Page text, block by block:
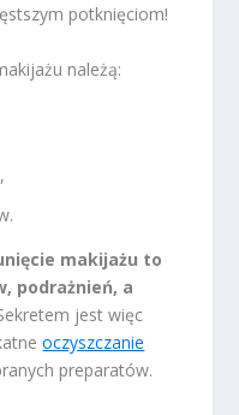
potknięciom!
należą:
makijażu to
podrażnień, a
jest więc
oczyszczanie
preparatów.